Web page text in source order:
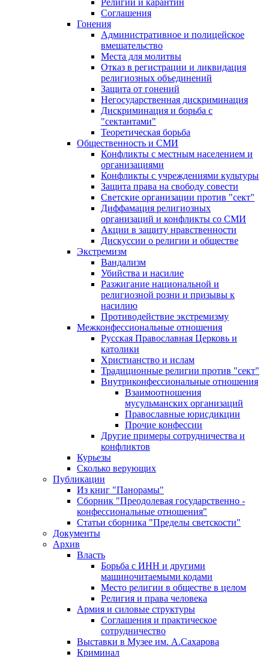
Религии и карантин
Соглашения
Гонения
Административное и полицейское
вмешательство
Места для молитвы
Отказ в регистрации и ликвидация
религиозных объединений
Защита от гонений
Негосударственная дискриминация
Дискриминация и борьба с
"сектантами"
Теоретическая борьба
Общественность и СМИ
Конфликты с местным населением и
организациями
Конфликты с учреждениями культуры
Защита права на свободу совести
Светские организации против "сект"
Диффамация религиозных
организаций и конфликты со СМИ
Акции в защиту нравственности
Дискуссии о религии и обществе
Экстремизм
Вандализм
Убийства и насилие
Разжигание национальной и
религиозной розни и призывы к
насилию
Противодействие экстремизму
Межконфессиональные отношения
Русская Православная Церковь и
католики
Христианство и ислам
Традиционные религии против "сект"
Внутриконфессиональные отношения
Взаимоотношения
мусульманских организаций
Православные юрисдикции
Прочие конфессии
Другие примеры сотрудничества и
конфликтов
Курьезы
Сколько верующих
Публикации
Из книг "Панорамы"
Сборник "Преодолевая государственно -
конфессиональные отношения"
Статьи сборника "Пределы светскости"
Документы
Архив
Власть
Борьба с ИНН и другими
машиночитаемыми кодами
Место религии в обществе в целом
Религия и права человека
Армия и силовые структуры
Соглашения и практическое
сотрудничество
Выставки в Музее им. А.Сахарова
Криминал